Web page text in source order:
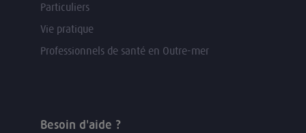
Particuliers
Vie pratique
Professionnels de santé en Outre-mer
Besoin d'aide ?